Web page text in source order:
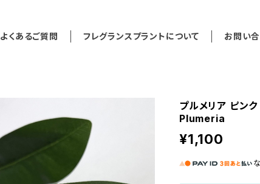
よくあるご質問 フレグランスプラントについて お問い
プルメリア ピン
Plumeria
¥1,100